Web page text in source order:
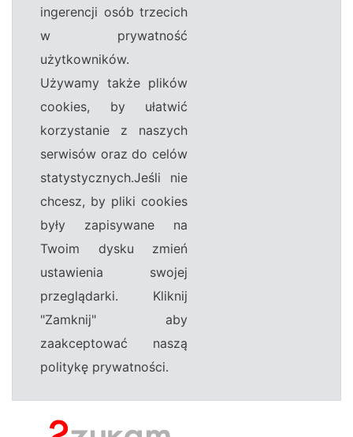
ingerencji osób trzecich
w prywatność
użytkowników.
Używamy także plików
cookies, by ułatwić
korzystanie z naszych
serwisów oraz do celów
statystycznych.Jeśli nie
chcesz, by pliki cookies
były zapisywane na
Twoim dysku zmień
ustawienia swojej
przeglądarki. Kliknij
"Zamknij" aby
zaakceptować naszą
politykę prywatności.